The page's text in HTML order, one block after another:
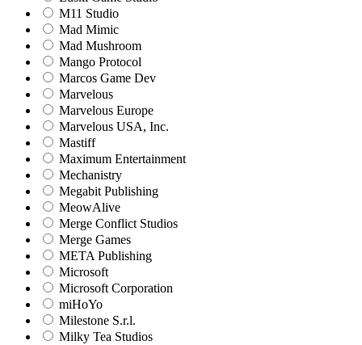
M11 Studio
Mad Mimic
Mad Mushroom
Mango Protocol
Marcos Game Dev
Marvelous
Marvelous Europe
Marvelous USA, Inc.
Mastiff
Maximum Entertainment
Mechanistry
Megabit Publishing
MeowAlive
Merge Conflict Studios
Merge Games
META Publishing
Microsoft
Microsoft Corporation‬
miHoYo
Milestone S.r.l.
Milky Tea Studios